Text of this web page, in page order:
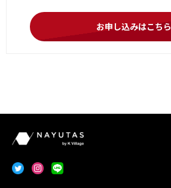
お申し込みはこちら